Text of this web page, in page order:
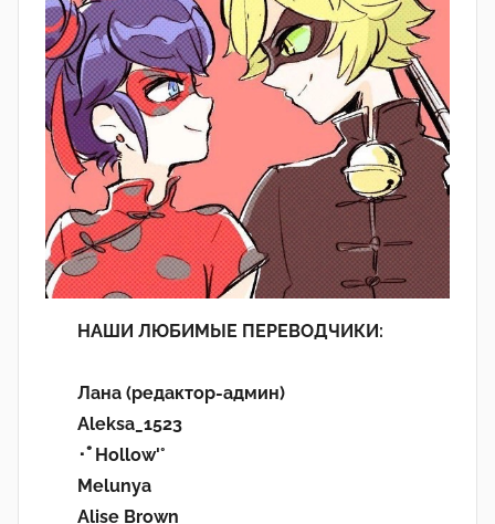
НАШИ ЛЮБИМЫЕ ПЕРЕВОДЧИКИ:
Лана (редактор-админ)
Aleksa_1523
･ﾟHollow'°
Melunya
Alise Brown